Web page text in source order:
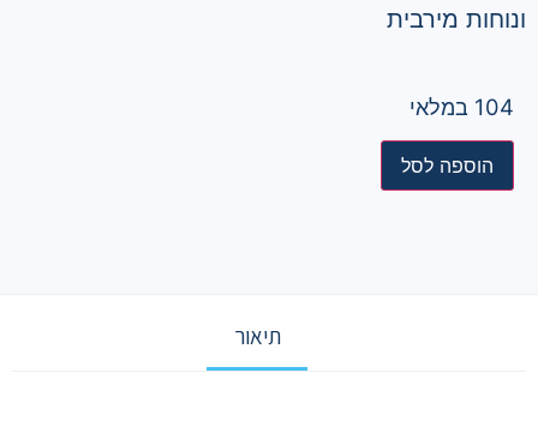
ונוחות מירבית
104 במלאי
הוספה לסל
תיאור